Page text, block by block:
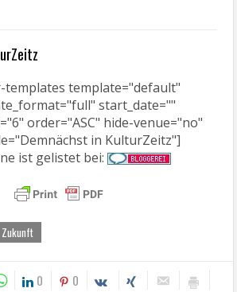
templates template="default"
start_date=""
order="ASC" hide-venue="no"
in KulturZeitz"]
ist gelistet bei:
Zukunft
0 0